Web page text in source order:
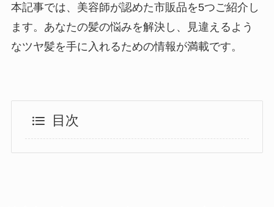
本記事では、美容師が認めた市販品を5つご紹介し
ます。あなたの髪の悩みを解決し、見違えるよう
なツヤ髪を手に入れるための情報が満載です。
目次